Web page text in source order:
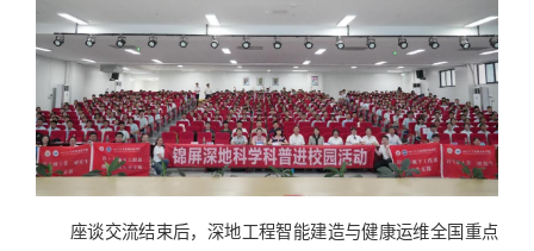
座谈交流结束后，深地工程智能建造与健康运维全国重点